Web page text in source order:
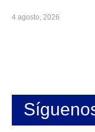
4 agosto, 2026